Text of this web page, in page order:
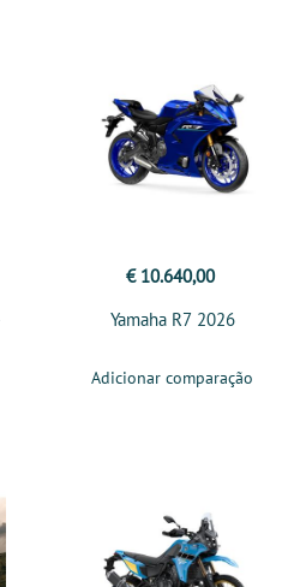
€ 10.640,00
Yamaha R7 2026
Adicionar comparação